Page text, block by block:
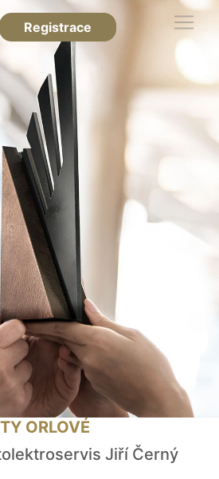
Registrace
ORLOVÉ
Jiří Černý